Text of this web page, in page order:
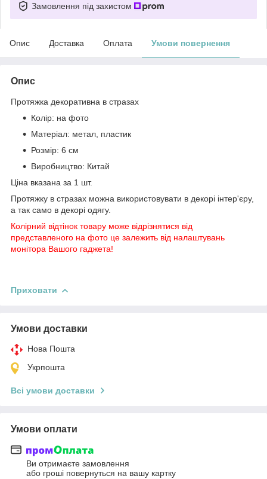
Замовлення під захистом
Опис Доставка Оплата Умови повернення
Опис
Протяжка декоративна в стразах
Колір: на фото
Матеріал: метал, пластик
Розмір: 6 см
Виробництво: Китай
Ціна вказана за 1 шт.
Протяжку в стразах можна використовувати в декорі інтер'єру,
а так само в декорі одягу.
Колірний відтінок товару може відрізнятися від
представленого на фото це залежить від налаштувань
монітора Вашого гаджета!
Приховати
Умови доставки
Нова Пошта
Укрпошта
Всі умови доставки
Умови оплати
Ви отримаєте замовлення
або гроші повернуться на вашу картку